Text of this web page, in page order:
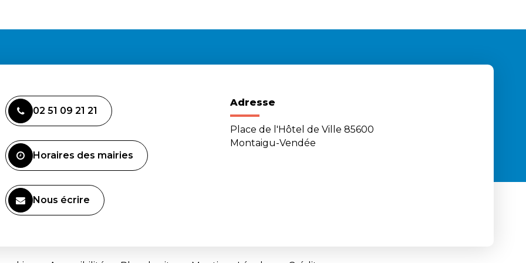
02 51 09 21 21
Horaires des mairies
Nous écrire
Adresse
Place de l'Hôtel de Ville 85600
Montaigu-Vendée